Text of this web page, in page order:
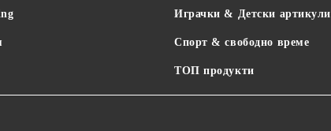
Играчки & Детски артикули
Спорт & свободно време
ТОП продукти